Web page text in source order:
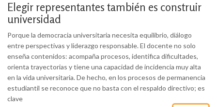
Elegir representantes también es construir
universidad
Porque la democracia universitaria necesita equilibrio, diálogo
entre perspectivas y liderazgo responsable. El docente no solo
enseña contenidos: acompaña procesos, identifica dificultades,
orienta trayectorias y tiene una capacidad de incidencia muy alta
en la vida universitaria. De hecho, en los procesos de permanencia
estudiantil se reconoce que no basta con el respaldo directivo; es
clave